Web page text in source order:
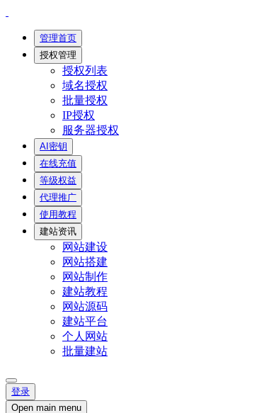
管理首页
授权管理
授权列表
域名授权
批量授权
IP授权
服务器授权
AI密钥
在线充值
等级权益
代理推广
使用教程
建站资讯
网站建设
网站搭建
网站制作
建站教程
网站源码
建站平台
个人网站
批量建站
登录
Open main menu